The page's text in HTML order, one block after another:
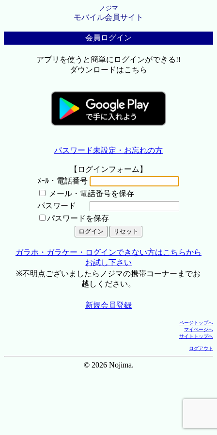
ノジマ
モバイル会員サイト
会員ログイン
アプリを使うと簡単にログインができる!!
ダウンロードはこちら
パスワード未設定・お忘れの方
【ログインフォーム】
ﾒｰﾙ・電話番号
メール・電話番号を保存
パスワード
パスワードを保存
ガラホ・ガラケー・ログインできない方はこちらから
お試し下さい
※不明点ございましたらノジマの携帯コーナーまでお
越しください。
新規会員登録
ページトップへ
マイページへ
サイトトップへ
ログアウト
© 2026 Nojima.